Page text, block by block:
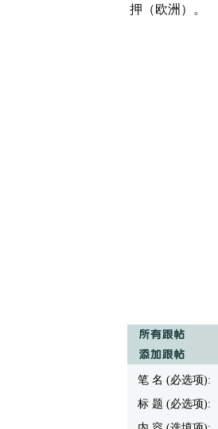
押（欧洲）。
笔 名 (必选项):
标 题 (必选项):